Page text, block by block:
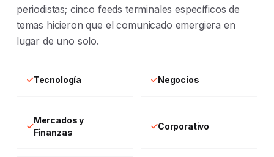
periodistas; cinco feeds terminales específicos de
temas hicieron que el comunicado emergiera en
lugar de uno solo.
Tecnología Negocios
Mercados y
Finanzas
Corporativo